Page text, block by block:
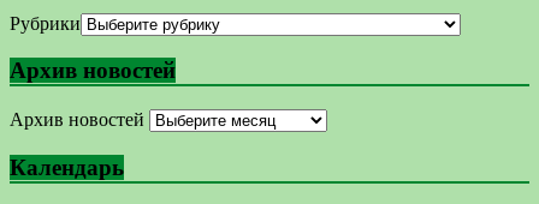
Рубрики
Архив новостей
Архив новостей
Календарь